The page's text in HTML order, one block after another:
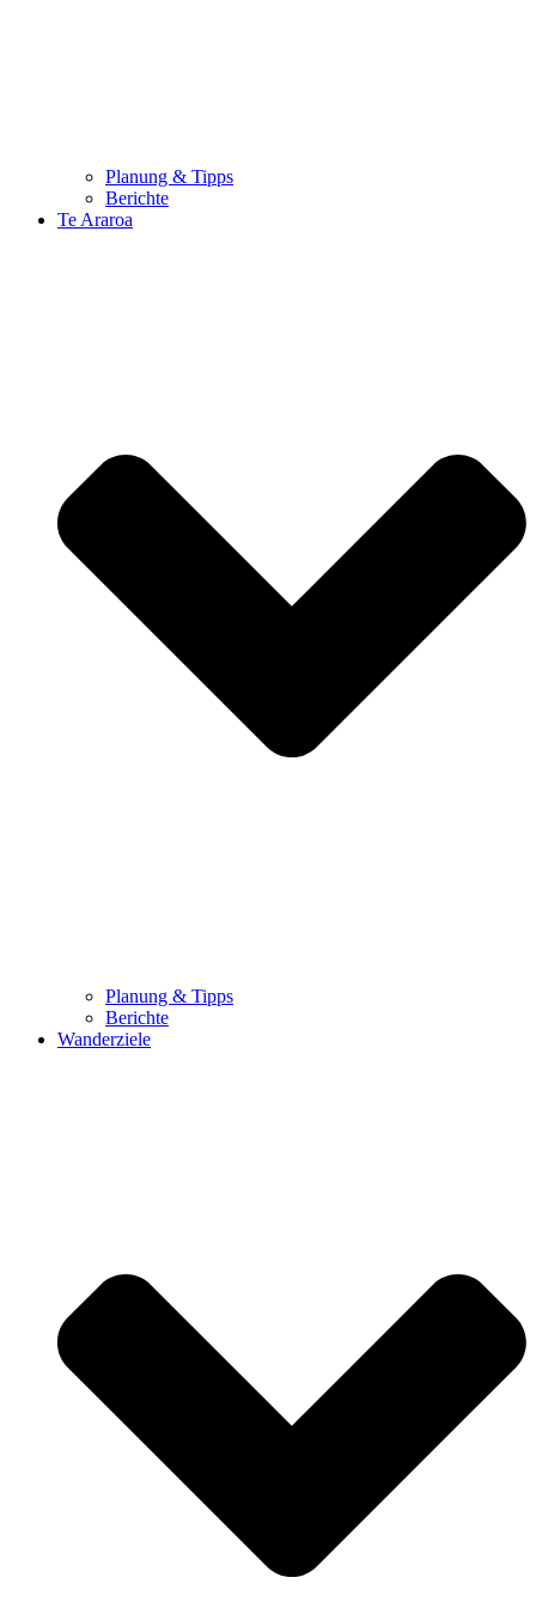
Planung & Tipps
Berichte
Te Araroa
Planung & Tipps
Berichte
Wanderziele